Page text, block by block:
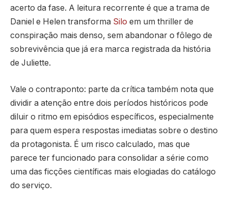
acerto da fase. A leitura recorrente é que a trama de
Daniel e Helen transforma Silo em um thriller de
conspiração mais denso, sem abandonar o fôlego de
sobrevivência que já era marca registrada da história
de Juliette.
Vale o contraponto: parte da crítica também nota que
dividir a atenção entre dois períodos históricos pode
diluir o ritmo em episódios específicos, especialmente
para quem espera respostas imediatas sobre o destino
da protagonista. É um risco calculado, mas que
parece ter funcionado para consolidar a série como
uma das ficções científicas mais elogiadas do catálogo
do serviço.